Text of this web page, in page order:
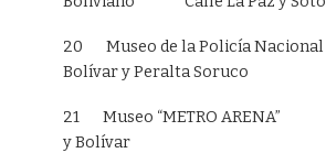
20 Museo de la Policía
Bolívar y Peralta Soruco
21 Museo “METRO ARENA”
y Bolívar